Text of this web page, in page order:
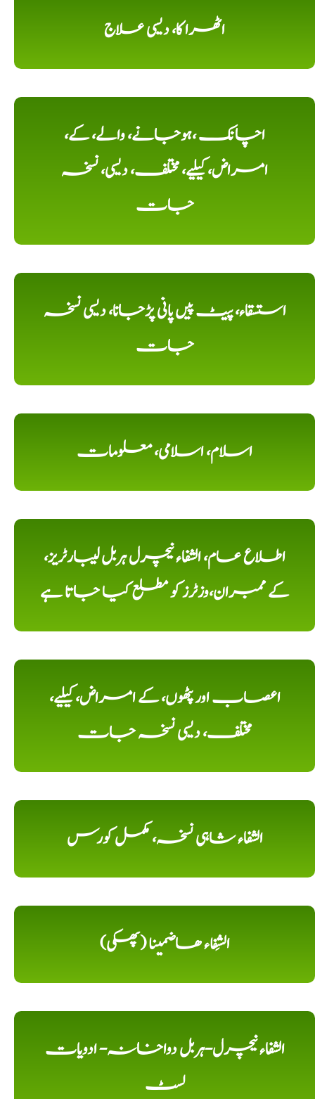
اٹھرا کا، دیسی علاج
اچانک ،ہوجانے، والے، کے،
امراض، کیلیے، مختلف، دیسی، نسخہ
جات
استسقاء، پیٹ پیں پانی پڑجانا، دیسی نسخہ
جات
اسلام، اسلامی، معلومات
اطلاع عام، الشفاء نیچرل ہربل لیبارٹریز،
کے ممبران،وزٹرز کو مطلع کیا جاتا ہے
اعصاب اور پٹھوں، کے امراض، کیلیے،
مختلف، دیسی نسخہ جات
الشفاء شاہی نسخہ، مکمل کورس
الشِفاء ھاضمینا (پھکی)
الشفاء نیچرل-ہربل دواخانہ- ادویات
لسٹ